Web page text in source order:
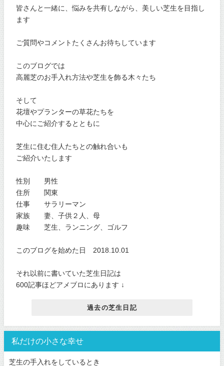
皆さんと一緒に、悩みを共有しながら、美しい芝生を目指し
ます
ご質問やコメントたくさんお待ちしています
このブログでは
高麗芝のお手入れ方法や芝生を飾る木々たち
そして
花壇やプランターの草花たちを
中心にご紹介するとともに
芝生に住む住人たちとの触れ合いも
ご紹介いたします
性別 男性
住所 関東
仕事 サラリーマン
家族 妻、子供２人、母
趣味 芝生、ランニング、ゴルフ
このブログを始めた日 2018.10.01
それ以前に書いていた芝生日記は
600記事ほどアメブロにあります ↓
過去の芝生日記
私だけの小さな幸せ
芝生の手入れをしているとき